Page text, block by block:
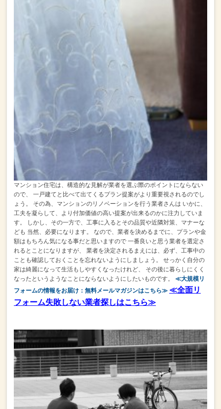
マンション住宅は、構造的な見解が業者を選ぶ際のポイントにならない
ので、
一戸建てと比べて出てくるプラン提案がより重要視されるのでし
ょう。
その為、マンションのリノベーションを行う業者さんは いかに、
工夫を凝らして、より付加価値の高い提案が出来るのかに注力していま
す。
しかし、その一方で、工事に入るとその品質や近隣対策、マナーな
ども 当然、必要になります。
なので、業者を決めるまでに、プランや金
額はもちろん気になる事だと思いますので 一番良いと思う業者を選定さ
れるとことになりますが、
業者を決定されるまえには、必ず、工事中の
ことも確認しておくことを忘れないようにしましょう。
せっかく自分の
家は綺麗になって生活もしやすくなったけれど、
その後に暮らしにくく
なったというようなことにならないようにしたいものです。
≪大規模リ
フォームの情報をお届け：無料メールマガジンはこちら≫ ≪全面リ
フォーム失敗しない業者探しはこちら≫